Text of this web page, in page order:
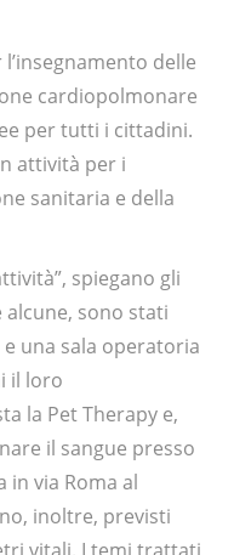
delle
cardiopolmonare
per tutti i cittadini.
attività per i
sanitaria e della
spiegano gli
sono stati
una sala operatoria
il loro
la Pet Therapy e,
il sangue presso
in via Roma al
inoltre, previsti